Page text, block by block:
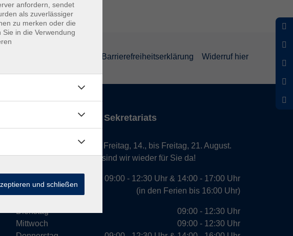
Barrierefreiheitserklärung Widerruf hier
Öffnungszeiten des Sekretariats
Wir machen Urlaub von Freitag, 14., bis Freitag, 21. August.
Ab Montag, 24. August, sind wir wieder für Sie da!
Dienstag
Mittwoch
09:00 - 12:30 Uhr & 14:00 - 17:00 Uhr
(in den Ferien bis 16:00 Uhr)
09:00 - 12:30 Uhr
09:00 - 12:30 Uhr
anfordern, sendet
als zuverlässiger
zu merken oder die
in die Verwendung
und schließen